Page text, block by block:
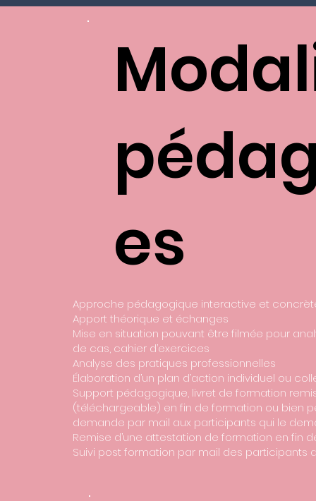
Approche pédagogique interactive et
Apport théorique et échanges
Mise en situation pouvant être filmée pour
de cas, cahier d’exercices
Analyse des pratiques professionnelles
Élaboration d’un plan d’action individuel ou
Support pédagogique, livret de formation
(téléchargeable) en fin de formation ou bien
demande par mail aux participants qui le
Remise d’une attestation de formation en fin
Suivi post formation par mail des participants
es